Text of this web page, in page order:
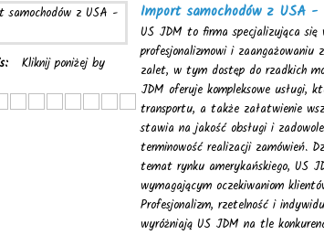
Kliknij poniżej by
Import samochodów z USA -
US JDM to firma specjalizująca się
profesjonalizmowi i
zalet, w tym dostęp do rzadkich
JDM oferuje kompleksowe usługi,
transportu, a także załatwienie
stawia na jakość obsługi i
terminowość realizacji zamówień.
temat rynku amerykańskiego, US
wymagającym oczekiwaniom
Profesjonalizm, rzetelność i
wyróżniają US JDM na tle